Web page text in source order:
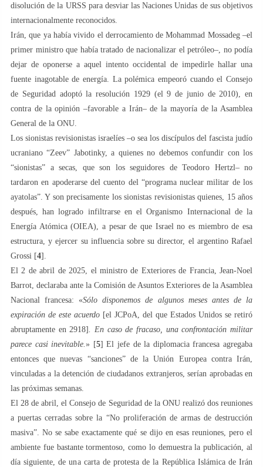
disolución de la URSS para desviar las Naciones Unidas de sus objetivos
internacionalmente reconocidos.
Irán, que ya había vivido el derrocamiento de Mohammad Mossadeg –el
primer ministro que había tratado de nacionalizar el petróleo–, no podía
dejar de oponerse a aquel intento occidental de impedirle hallar una
fuente inagotable de energía. La polémica empeoró cuando el Consejo
de Seguridad adoptó la resolución 1929 (el 9 de junio de 2010), en
contra de la opinión –favorable a Irán– de la mayoría de la Asamblea
General de la ONU.
Los sionistas revisionistas israelíes –o sea los discípulos del fascista judío
ucraniano “Zeev” Jabotinky, a quienes no debemos confundir con los
“sionistas” a secas, que son los seguidores de Teodoro Hertzl– no
tardaron en apoderarse del cuento del “programa nuclear militar de los
ayatolas”. Y son precisamente los sionistas revisionistas quienes, 15 años
después, han logrado infiltrarse en el Organismo Internacional de la
Energía Atómica (OIEA), a pesar de que Israel no es miembro de esa
estructura, y ejercer su influencia sobre su director, el argentino Rafael
Grossi [4].
El 2 de abril de 2025, el ministro de Exteriores de Francia, Jean-Noel
Barrot, declaraba ante la Comisión de Asuntos Exteriores de la Asamblea
Nacional francesa: «Sólo disponemos de algunos meses antes de la
expiración de este acuerdo [el JCPoA, del que Estados Unidos se retiró
abruptamente en 2918]
. En caso de fracaso, una confrontación militar
parece casi inevitable.» [5] El jefe de la diplomacia francesa agregaba
entonces que nuevas “sanciones” de la Unión Europea contra Irán,
vinculadas a la detención de ciudadanos extranjeros, serían aprobadas en
las próximas semanas.
El 28 de abril, el Consejo de Seguridad de la ONU realizó dos reuniones
a puertas cerradas sobre la “No proliferación de armas de destrucción
masiva”. No se sabe exactamente qué se dijo en esas reuniones, pero el
ambiente fue bastante tormentoso, como lo demuestra la publicación, al
día siguiente, de una carta de protesta de la República Islámica de Irán